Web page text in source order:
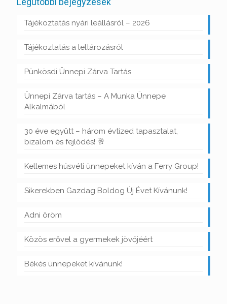
Tájékoztatás nyári leállásról – 2026
Tájékoztatás a leltározásról
Pünkösdi Ünnepi Zárva Tartás
Ünnepi Zárva tartás – A Munka Ünnepe
Alkalmából
30 éve együtt – három évtized tapasztalat,
bizalom és fejlődés! 🥂
Kellemes húsvéti ünnepeket kíván a Ferry Group!
Sikerekben Gazdag Boldog Új Évet Kívánunk!
Adni öröm
Közös erővel a gyermekek jövőjéért
Békés ünnepeket kívánunk!